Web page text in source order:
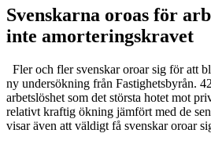
Svenskarna oroas för
inte amorteringskravet
Fler och fler svenskar oroar sig för att
ny undersökning från Fastighetsbyrån.
arbetslöshet som det största hotet mot
relativt kraftig ökning jämfört med de
visar även att väldigt få svenskar oroar